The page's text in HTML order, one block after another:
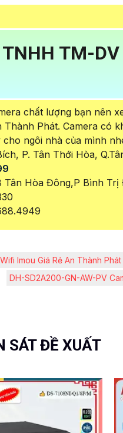
TNHH TM-
chất lượng bạn nên
Thành Phát. Camera có
ngôi nhà của mình
P. Tân Thới Hòa,
Tân Hòa Đông,P Bình Trị
Imou Giá Rẻ An Thành Phát
DH-SD2A200-GN-AW-PV
SÁT ĐỀ XUẤT